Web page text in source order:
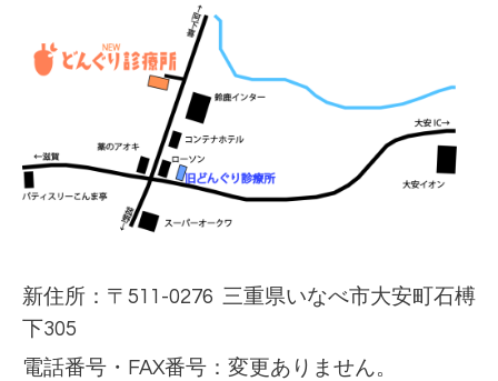
新住所：〒511-0276 三重県いなべ市大安町石榑
下305
電話番号・FAX番号：変更ありません。